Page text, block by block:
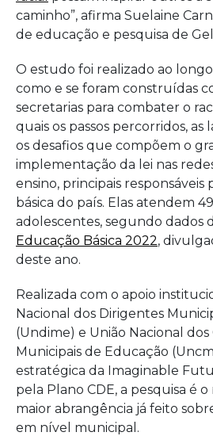
caminho”, afirma Suelaine
de educação e pesquisa de
O estudo foi realizado ao
como e se foram construídas
secretarias para combater o
quais os passos percorridos, as
os desafios que compõem o
implementação da lei nas
ensino, principais responsáveis
básica do país. Elas atendem
adolescentes, segundo dados
Educação Básica 2022,
deste ano.
Realizada com o apoio
Nacional dos Dirigentes
(Undime) e União Nacional dos
Municipais de Educação
estratégica da Imaginable
pela Plano CDE, a pesquisa é
maior abrangência já feito
em nível municipal.